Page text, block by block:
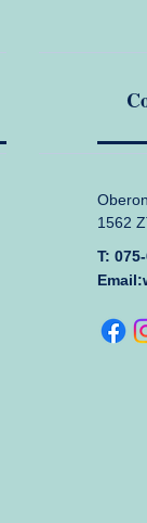
1562
T:
Email: